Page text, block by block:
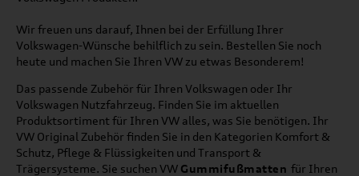
Wir freuen uns darauf, Ihnen bei der Erfüllung Ihrer
Volkswagen-Wünsche behilflich zu sein. Bestellen Sie noch
heute und machen Sie Ihren VW zu etwas Besonderem!
Das passende Zubehör für Ihren Volkswagen oder Ihr
Volkswagen Nutzfahrzeug. Finden Sie im aktuellen
Produktsortiment für Ihren VW alles, was Sie benötigen. Ihr
VW Original Zubehör finden Sie in den Kategorien Komfort &
Schutz, Pflege & Flüssigkeiten und Transport &
Trägersysteme. Sie suchen VW Gummifußmatten für Ihren